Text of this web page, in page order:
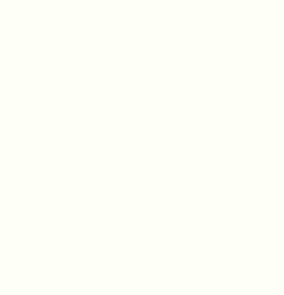
vase